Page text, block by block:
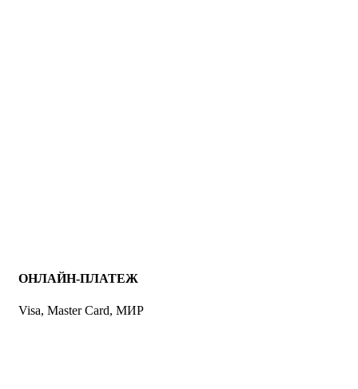
ОНЛАЙН-ПЛАТЕЖ
Visa, Master Card, МИР